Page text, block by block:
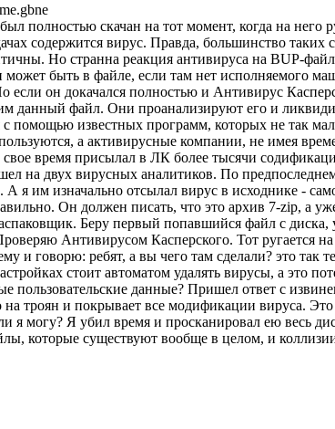
скачан на тот момент, когда на него
содержится вирус. Правда, большинство
Но странна реакция антивируса на BUP-
быть в файле, если там нет исполняемого
он докачался полностью и Антивирус
данный файл. Они проанализируют его и
с помощью известных программ, которых не так
а активирусные компании, не имея
время присылал в ЛК более тысячи
на двух вирусных аналитиков. По
А я им изначально отсылал вирус в исходнике -
Он должен писать, что это архив 7-zip, а
Беру первый попавшийся файл с
Антивирусом Касперского. Тот ругается
говорю: ребят, а вы чего там сделали? это так
стоит автоматом удалять вирусы, а это
пользовательские данные? Пришел ответ с
на троян и покрывает все модификации вируса.
я могу? Я убил время и просканировал ею весь
которые существуют вообще в целом, и